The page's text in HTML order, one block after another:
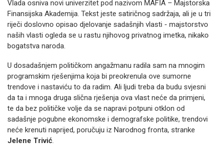
Vlada osniva novi univerzitet pod nazivom MAFIA – Majstorska
Finansijska Akademija. Tekst jeste satiričnog sadržaja, ali je u tri
riječi doslovno opisao djelovanje sadašnjih vlasti - majstorstvo
naših vlasti ogleda se u rastu njihovog privatnog imetka, nikako
bogatstva naroda.
U dosadašnjem političkom angažmanu radila sam na mnogim
programskim rješenjima koja bi preokrenula ove sumorne
trendove i nastaviću to da radim. Ali ljudi treba da budu svjesni
da ta i mnoga druga slična rješenja ova vlast neće da primjeni,
te da bez političke volje da se napravi potpuni otklon od
sadašnje pogubne ekonomske i demografske politike, trendovi
neće krenuti naprijed, poručuju iz Narodnog fronta, stranke
Jelene Trivić.